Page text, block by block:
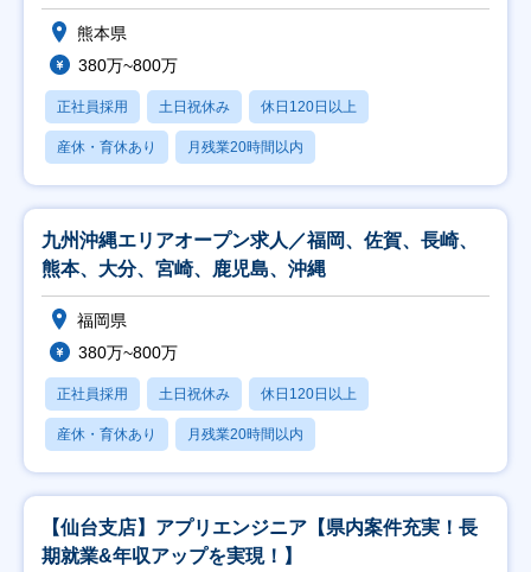
熊本県
380万~800万
正社員採用 土日祝休み 休日120日以上
産休・育休あり 月残業20時間以内
九州沖縄エリアオープン求人／福岡、佐賀、長崎、
熊本、大分、宮崎、鹿児島、沖縄
福岡県
380万~800万
正社員採用 土日祝休み 休日120日以上
産休・育休あり 月残業20時間以内
【仙台支店】アプリエンジニア【県内案件充実！長
期就業&年収アップを実現！】